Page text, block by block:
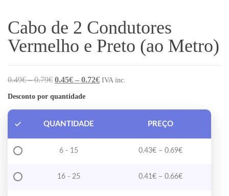
Cabo de 2 Condutores
Vermelho e Preto (ao Metro)
0.49€ – 0.79€Price range: 0.49€ through 0.79€
0.45€ – 0.72€Price range: 0.45€ through 0.72€
IVA inc.
Desconto por quantidade
QUANTIDADE PREÇO
6 - 15 0.43€ – 0.69€Price range:
16 - 25 0.41 € – 0.66€Price range: